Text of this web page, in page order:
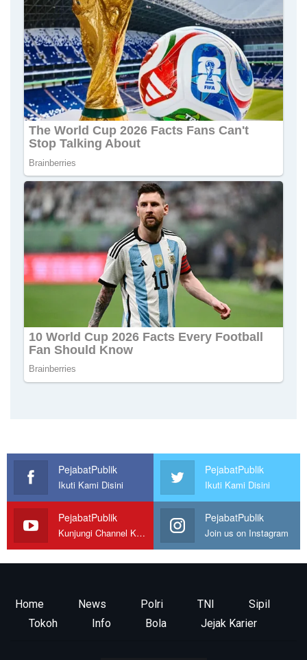
PejabatPublik
Ikuti Kami Disini
PejabatPublik
Ikuti Kami Disini
PejabatPublik
Kunjungi Channel Kami
PejabatPublik
Join us on Instagram
Home News Polri TNI
Sipil
Tokoh
Info Bola Jejak Karier